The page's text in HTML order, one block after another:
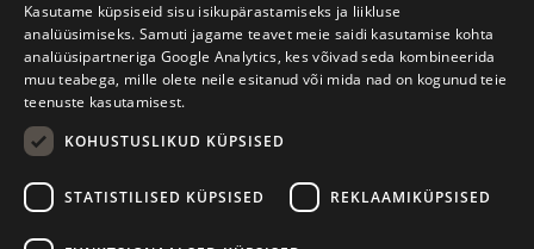
Prima Vista kirjandusfestival
+372 56906836
Kasutame küpsiseid sisu isikupärastamiseks ja liikluse
analüüsimiseks. Samuti jagame teavet meie saidi kasutamise kohta
analüüsipartneriga Google Analytics, kes võivad seda kombineerida
muu teabega, mille olete neile esitanud või mida nad on kogunud teie
teenuste kasutamisest.
KOHUSTUSLIKUD KÜPSISED
STATISTILISED KÜPSISED REKLAAMIKÜPSISED